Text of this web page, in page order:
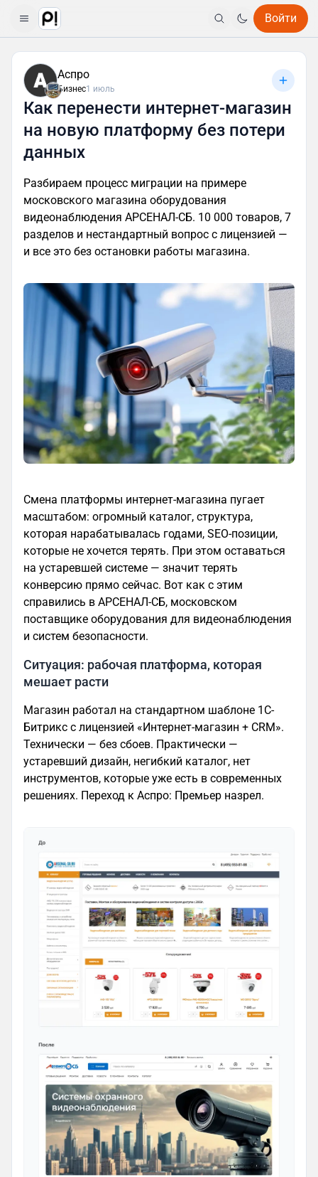
Войти
Аспро
Бизнес1 июль
Как перенести интернет-магазин
на новую платформу без потери
данных
Разбираем процесс миграции на примере
московского магазина оборудования
видеонаблюдения АРСЕНАЛ-СБ. 10 000 товаров, 7
разделов и нестандартный вопрос с лицензией —
и все это без остановки работы магазина.
Смена платформы интернет-магазина пугает
масштабом: огромный каталог, структура,
которая нарабатывалась годами, SEO-позиции,
которые не хочется терять. При этом оставаться
на устаревшей системе — значит терять
конверсию прямо сейчас. Вот как с этим
справились в АРСЕНАЛ-СБ, московском
поставщике оборудования для видеонаблюдения
и систем безопасности.
Ситуация: рабочая платформа, которая
мешает расти
Магазин работал на стандартном шаблоне 1С-
Битрикс с лицензией «Интернет-магазин + CRM».
Технически — без сбоев. Практически —
устаревший дизайн, негибкий каталог, нет
инструментов, которые уже есть в современных
решениях. Переход к Аспро: Премьер назрел.